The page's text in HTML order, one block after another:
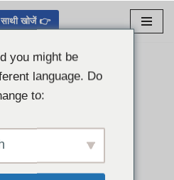
साथी खोजें 👉
you might be
language. Do
to: